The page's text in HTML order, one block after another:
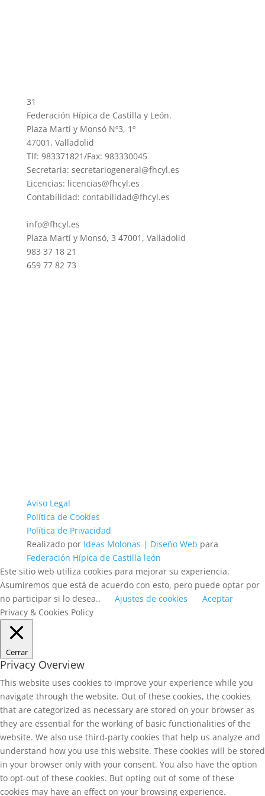
31
Federación Hípica de Castilla y León.
Plaza Martí y Monsó Nº3, 1º
47001, Valladolid
Tlf: 983371821/Fax: 983330045
Secretaria: secretariogeneral@fhcyl.es
Licencias: licencias@fhcyl.es
Contabilidad: contabilidad@fhcyl.es
info@fhcyl.es
Plaza Martí y Monsó, 3 47001, Valladolid
983 37 18 21
659 77 82 73
Aviso Legal
Política de Cookies
Política de Privacidad
Realizado por Ideas Molonas | Diseño Web para
Federación Hípica de Castilla león
Este sitio web utiliza cookies para mejorar su experiencia.
Asumiremos que está de acuerdo con esto, pero puede optar por
no participar si lo desea..
Ajustes de cookies
Aceptar
Privacy & Cookies Policy
Cerrar
Privacy Overview
This website uses cookies to improve your experience while you
navigate through the website. Out of these cookies, the cookies
that are categorized as necessary are stored on your browser as
they are essential for the working of basic functionalities of the
website. We also use third-party cookies that help us analyze and
understand how you use this website. These cookies will be stored
in your browser only with your consent. You also have the option
to opt-out of these cookies. But opting out of some of these
cookies may have an effect on your browsing experience.